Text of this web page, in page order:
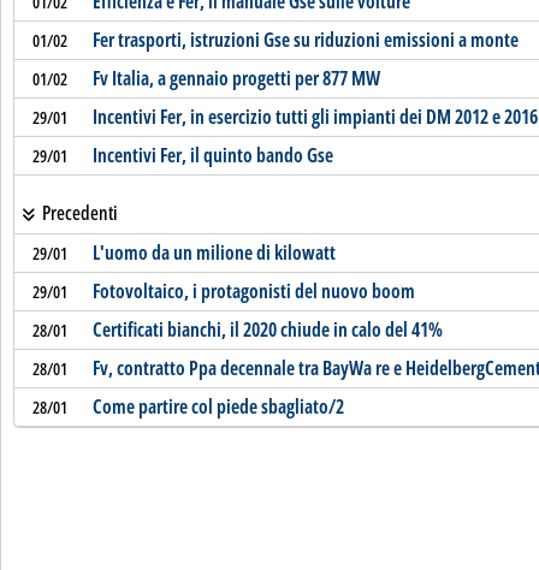
01/02 Fer trasporti, istruzioni Gse su riduzioni emissioni a monte
01/02 Fv Italia, a gennaio progetti per 877 MW
29/01 Incentivi Fer, in esercizio tutti gli impianti dei DM 2012 e 2016
29/01 Incentivi Fer, il quinto bando Gse
Precedenti
29/01 L'uomo da un milione di kilowatt
29/01 Fotovoltaico, i protagonisti del nuovo boom
28/01 Certificati bianchi, il 2020 chiude in calo del 41%
28/01 Fv, contratto Ppa decennale tra BayWa re e
28/01 Come partire col piede sbagliato/2